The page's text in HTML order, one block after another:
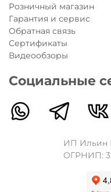
Розничный магазин
Гарантия и сервис
Обратная связь
Сертификаты
Видеообзоры
Социальные
ИП Ильин
ОГРНИП: